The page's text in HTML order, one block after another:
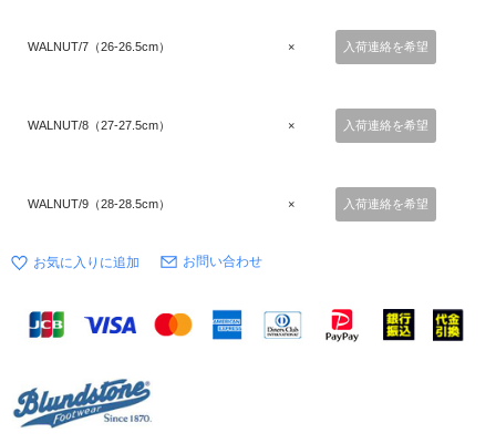
WALNUT/7（26-26.5cm） × 入荷連絡を希望
WALNUT/8（27-27.5cm） × 入荷連絡を希望
WALNUT/9（28-28.5cm） × 入荷連絡を希望
お問い合わせ